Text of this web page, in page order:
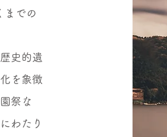
までの
史的遺
を象徴
祭な
わたり